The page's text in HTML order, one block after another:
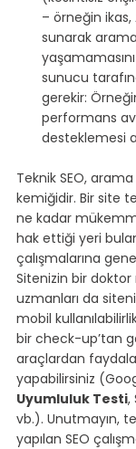
– örneğin ikas,
sunarak
sunucu
gerekir:
performans
desteklemesi
Teknik SEO,
kemiğidir. Bir site
ne kadar
hak ettiği yeri
çalışmalarına
Sitenizin bir
uzmanları da
mobil
bir check-up’tan
araçlardan
yapabilirsiniz
Uyumluluk Testi,
vb.). Unutmayın,
yapılan SEO